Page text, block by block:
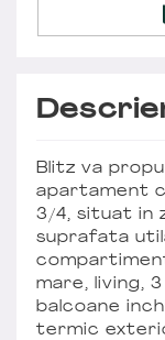
Blitz va
apartament
3/4, situat in
suprafata
mare, living,
balcoane
termic